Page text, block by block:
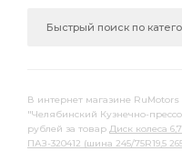
В интернет магазине
"Челябинский Кузнечно-
рублей за товар Диск колеса
ПАЗ-320412 (шина 245/75R19,5